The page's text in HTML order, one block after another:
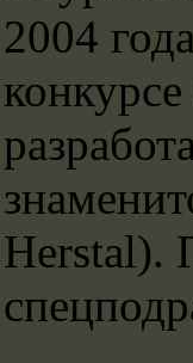
2004
Herstal).